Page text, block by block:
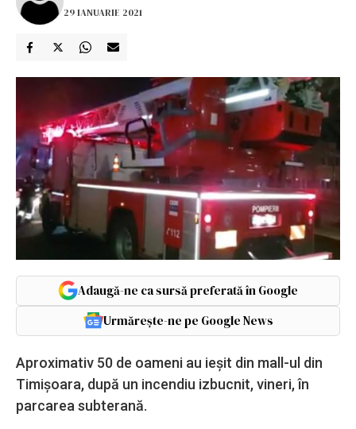
29 IANUARIE 2021
Adaugă-ne ca sursă preferată în Google
Urmărește-ne pe Google News
Aproximativ 50 de oameni au ieșit din mall-ul din
Timișoara, după un incendiu izbucnit, vineri, în
parcarea subterană.